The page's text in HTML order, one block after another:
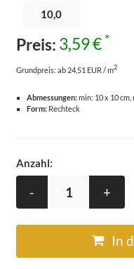
Preis: 3,59 € *
Grundpreis: ab 24,51 EUR / m2
Abmessungen:min: 10 x 10 cm,
Form:Rechteck
Anzahl:
- +
In